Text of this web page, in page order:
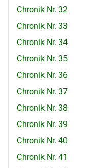
Chronik Nr. 32
Chronik Nr. 33
Chronik Nr. 34
Chronik Nr. 35
Chronik Nr. 36
Chronik Nr. 37
Chronik Nr. 38
Chronik Nr. 39
Chronik Nr. 40
Chronik Nr. 41